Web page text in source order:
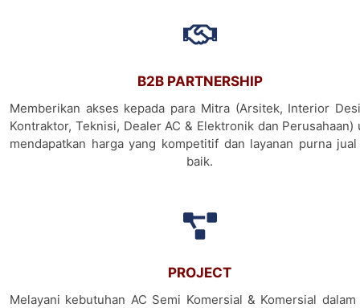
B2B PARTNERSHIP
Memberikan akses kepada para Mitra (Arsitek, Interior
Kontraktor, Teknisi, Dealer AC & Elektronik dan Perusahaan)
mendapatkan harga yang kompetitif dan layanan purna
baik.
PROJECT
Melayani kebutuhan AC Semi Komersial & Komersial dalam